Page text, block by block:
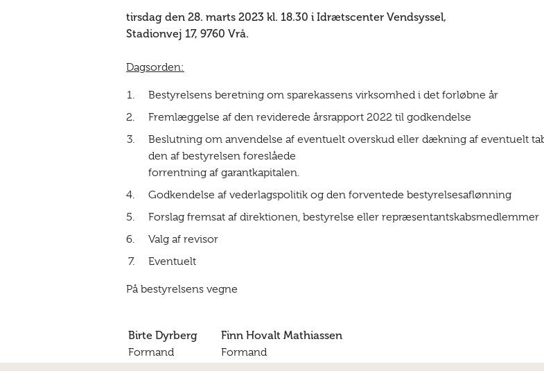
tirsdag den 28. marts 2023 kl. 18.30 i Idrætscenter Vendsyssel,
Stadionvej 17, 9760 Vrå.
Dagsorden:
Bestyrelsens beretning om sparekassens virksomhed i det forløbne år
Fremlæggelse af den reviderede årsrapport 2022 til godkendelse
Beslutning om anvendelse af eventuelt overskud eller dækning af eventuelt
den af bestyrelsen foreslåede
forrentning af garantkapitalen.
Godkendelse af vederlagspolitik og den forventede bestyrelsesaflønning
Forslag fremsat af direktionen, bestyrelse eller repræsentantskabsmedlemmer
Valg af revisor
Eventuelt
På bestyrelsens vegne
Birte Dyrberg
Formand
Finn Hovalt Mathiassen
Formand